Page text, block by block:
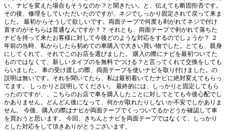
い、ナビを変えた場合もそうなのか？と聞きたい。と、伝えても断固拒否です。
その後、修理をしていただいたのですが、ネジでしっかり固定されて戻って来ま
した。 最初からそうして欲しいです。両面テープで何度も剥がれてネジで付け
直すのがそちらは普通なんですか？？ それとも、両面テープで剥がれて落ちた
ナビを持って来たお客様に対して今後どのような対応をするのでしょうか？ ２
年前の当時、私からしたら初めての車購入で大きい買い物でした。とても、親身
にしてくれて、それでこのお店を選びました。 購入の際にナビを最初ついてた
ものではなくて、新しいタイプのを無料でつける？と言ってくれて交換をしても
らいました。 車の受け渡しの際、両面テープを使いナビを取り付けました。の
説明は無いです。それを聞いてたら、私は最初着いてたナビに絶対変えてもらっ
てます。 しっかりと説明してください。 最終的には、しっかりと固定してもら
ったのですが、、こちらのお店で車を購入したことに対してとても今後心配でし
かありません。どんどん後になって、何かが取れたりしないか不安でしかありま
せん。 今後、購入の際はナビが両面テープでくっついてるかどうか確認して車
を買おうと思います。 今回、きちんとナビを両面テープではなくて、しっかり
とした対応をして頂きありがとうございます。